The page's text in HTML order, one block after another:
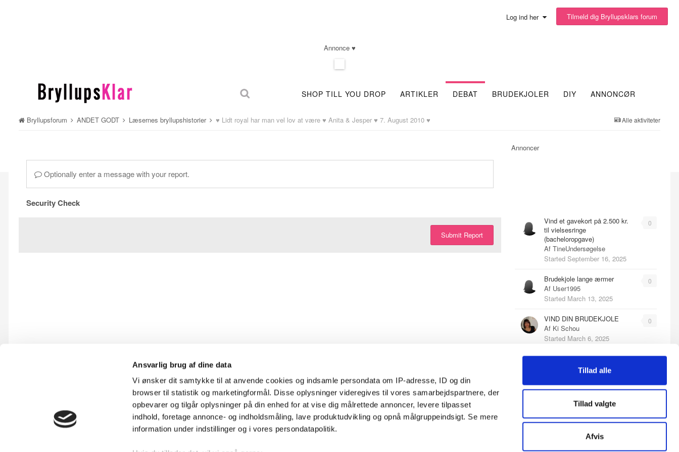
Ansvarlig brug af dine data
Vi ønsker dit samtykke til at anvende cookies og indsamle persondata om IP-adresse, ID og din
browser til statistik og marketingformål. Disse oplysninger videregives til vores samarbejdspartnere, der
opbevarer og tilgår oplysninger på din enhed for at vise dig målrettede annoncer, levere tilpasset
indhold, foretage annonce- og indholdsmåling, lave produktudvikling og opnå målgruppeindsigt. Se mere
information under indstillinger og i vores persondatapolitik.
Tillad alle
Tillad valgte
Afvis
Log ind her Tilmeld dig Bryllupsklars forum
Annonce ♥
SHOP TILL YOU DROP ARTIKLER DEBAT BRUDEKJOLER DIY ANNONCØR
Alle aktiviteter
Bryllupsforum ANDET GODT Læsernes bryllupshistorier ♥ Lidt royal har man vel lov at være ♥ Anita & Jesper ♥ 7. August 2010 ♥
Optionally enter a message with your report.
Security Check
Submit Report
Annoncer
0
Vind et gavekort på 2.500 kr.
til vielsesringe
(bacheloropgave)
Af TineUndersøgelse
Started September 16, 2025
0
Brudekjole lange ærmer
Af User1995
Started March 13, 2025
0
VIND DIN BRUDEKJOLE
Af Ki Schou
Started March 6, 2025
VIND DIN BRUDEKJOLE
Ki Schou
Svigtet af veninde
User1995
StartedJanuary 5, 2025